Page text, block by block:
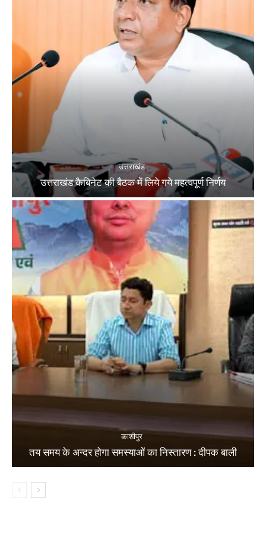
उत्तराखंड
उत्तराखंड कैबिनेट की बैठक में लिये गये महत्वपूर्ण निर्णय
काशीपुर
तय समय के अन्दर होगा समस्याओं का निस्तारण : दीपक बाली